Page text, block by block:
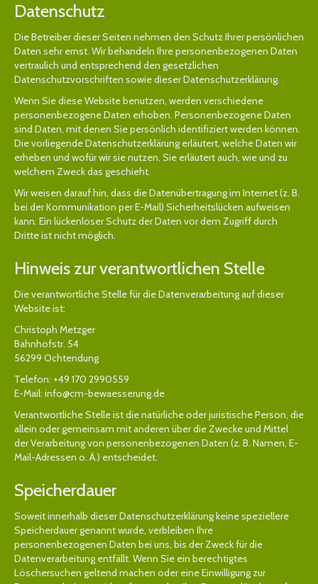
Datenschutz
Die Betreiber dieser Seiten nehmen den Schutz Ihrer persönlichen
Daten sehr ernst. Wir behandeln Ihre personenbezogenen Daten
vertraulich und entsprechend den gesetzlichen
Datenschutzvorschriften sowie dieser Datenschutzerklärung.
Wenn Sie diese Website benutzen, werden verschiedene
personenbezogene Daten erhoben. Personenbezogene Daten
sind Daten, mit denen Sie persönlich identifiziert werden können.
Die vorliegende Datenschutzerklärung erläutert, welche Daten wir
erheben und wofür wir sie nutzen. Sie erläutert auch, wie und zu
welchem Zweck das geschieht.
Wir weisen darauf hin, dass die Datenübertragung im Internet (z. B.
bei der Kommunikation per E-Mail) Sicherheitslücken aufweisen
kann. Ein lückenloser Schutz der Daten vor dem Zugriff durch
Dritte ist nicht möglich.
Hinweis zur verantwortlichen Stelle
Die verantwortliche Stelle für die Datenverarbeitung auf dieser
Website ist:
Christoph Metzger
Bahnhofstr. 54
56299 Ochtendung
Telefon: +49 170 2990559
E-Mail: info@cm-bewaesserung.de
Verantwortliche Stelle ist die natürliche oder juristische Person, die
allein oder gemeinsam mit anderen über die Zwecke und Mittel
der Verarbeitung von personenbezogenen Daten (z. B. Namen, E-
Mail-Adressen o. Ä.) entscheidet.
Speicherdauer
Soweit innerhalb dieser Datenschutzerklärung keine speziellere
Speicherdauer genannt wurde, verbleiben Ihre
personenbezogenen Daten bei uns, bis der Zweck für die
Datenverarbeitung entfällt. Wenn Sie ein berechtigtes
Löschersuchen geltend machen oder eine Einwilligung zur